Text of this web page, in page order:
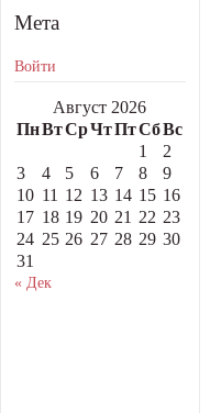
Мета
Войти
Август 2026
ПнВтСрЧтПтСбВс
1
2
3
4 5 6 7 8
9
10 11 12 13 14 15 16
17 18 19 20 21 22 23
24 25 26 27 28 29 30
31
« Дек